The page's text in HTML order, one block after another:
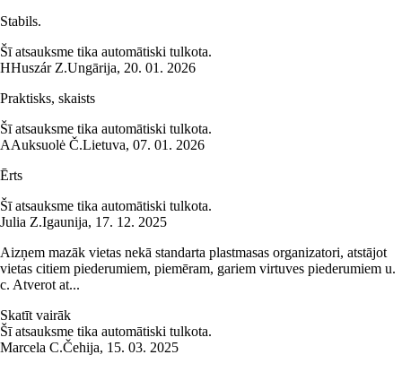
Stabils.
Šī atsauksme tika automātiski tulkota.
HHuszár Z.Ungārija, 20. 01. 2026
Praktisks, skaists
Šī atsauksme tika automātiski tulkota.
AAuksuolė Č.Lietuva, 07. 01. 2026
Ērts
Šī atsauksme tika automātiski tulkota.
Julia Z.Igaunija, 17. 12. 2025
Aizņem mazāk vietas nekā standarta plastmasas organizatori, atstājot
vietas citiem piederumiem, piemēram, gariem virtuves piederumiem u.
c. Atverot at...
Skatīt vairāk
Šī atsauksme tika automātiski tulkota.
Marcela C.Čehija, 15. 03. 2025